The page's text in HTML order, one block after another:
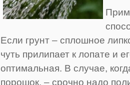
Если грунт – сплошное
чуть прилипает к лопате и
оптимальная. В случае,
порошок, – срочно надо